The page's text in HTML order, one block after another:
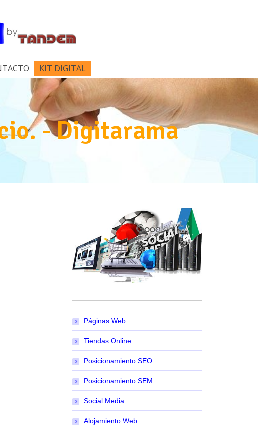
KIT DIGITAL
- Digitarama
Páginas Web
Tiendas Online
Posicionamiento SEO
Posicionamiento SEM
Social Media
Alojamiento Web